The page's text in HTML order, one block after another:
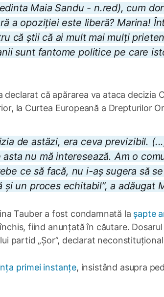
Maia Sandu - n.red), cum
a opoziției este liberă? Marina!
că știi că ai mult mai mulți
sunt fantome politice pe care
declarat că apărarea va ataca decizia
la Curtea Europeană a Drepturilor
de astăzi, era ceva previzibil.
nu mă interesează. Am o
ce să facă, nu i-aș sugera să
un proces echitabil”, a adăugat
Tauber a fost condamnată la șapte
fiind anunțată în căutare.
partid „Șor”, declarat
primei instanțe, insistând asupra